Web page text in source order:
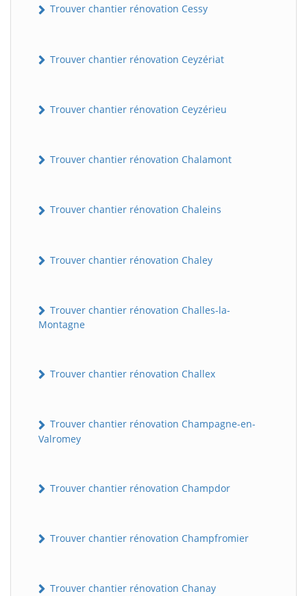
Trouver chantier rénovation Cessy
Trouver chantier rénovation Ceyzériat
Trouver chantier rénovation Ceyzérieu
Trouver chantier rénovation Chalamont
Trouver chantier rénovation Chaleins
Trouver chantier rénovation Chaley
Trouver chantier rénovation Challes-la-
Montagne
Trouver chantier rénovation Challex
Trouver chantier rénovation Champagne-en-
Valromey
Trouver chantier rénovation Champdor
Trouver chantier rénovation Champfromier
Trouver chantier rénovation Chanay